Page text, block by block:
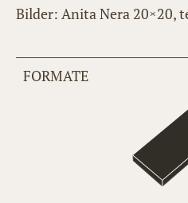
Bilder: Anita Nera 20×20,
FORMATE